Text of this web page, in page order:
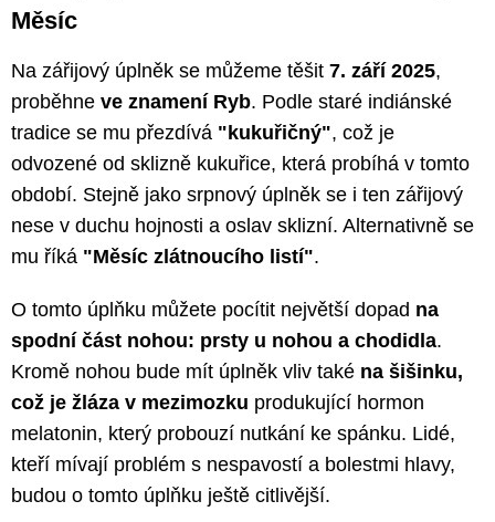
Měsíc
Na zářijový úplněk se můžeme těšit 7. září 2025,
proběhne ve znamení Ryb. Podle staré indiánské
tradice se mu přezdívá "kukuřičný", což je
odvozené od sklizně kukuřice, která probíhá v tomto
období. Stejně jako srpnový úplněk se i ten zářijový
nese v duchu hojnosti a oslav sklizní. Alternativně se
mu říká "Měsíc zlátnoucího listí".
O tomto úplňku můžete pocítit největší dopad na
spodní část nohou: prsty u nohou a chodidla.
Kromě nohou bude mít úplněk vliv také na šišinku,
což je žláza v mezimozku produkující hormon
melatonin, který probouzí nutkání ke spánku. Lidé,
kteří mívají problém s nespavostí a bolestmi hlavy,
budou o tomto úplňku ještě citlivější.